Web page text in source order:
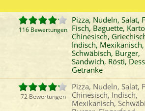
Das
Der
Übertragung
Testshop
Styles
Kontakt
Sortierung:
Rabatt
Onlinezahlung
Pizza
Nudeln
Fisch
Baguette
Kartoffeln
116 Bewertungen
Pizza, Nudeln, Salat,
Fisch, Baguette,
Chinesisch,
Indisch, Mexikanisch,
Schwäbisch, Burger,
Sandwich, Rösti,
Getränke
72 Bewertungen
Pizza, Nudeln, Salat,
Chinesisch, Indisch,
Mexikanisch,